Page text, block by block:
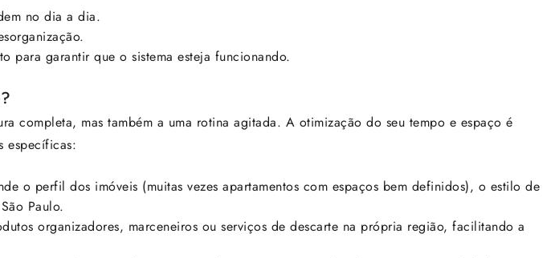
no dia a dia.
para garantir que o sistema esteja funcionando.
completa, mas também a uma rotina agitada. A otimização do seu tempo e espaço é
específicas:
o perfil dos imóveis (muitas vezes apartamentos com espaços bem definidos), o estilo de
Paulo.
organizadores, marceneiros ou serviços de descarte na própria região, facilitando a